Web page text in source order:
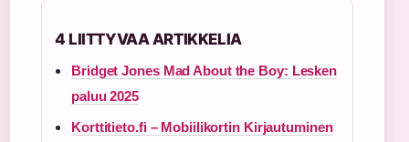
4 LIITTYVAA ARTIKKELIA
Bridget Jones Mad About the Boy: Lesken
paluu 2025
Korttitieto.fi – Mobiilikortin Kirjautuminen